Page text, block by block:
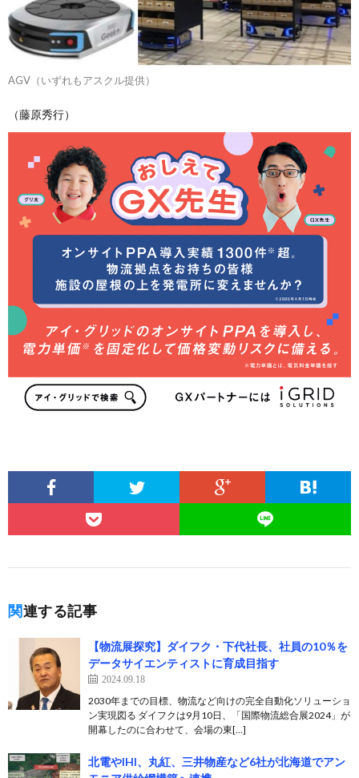
AGV（いずれもアスクル提供）
（藤原秀行）
関連する記事
【物流展探究】ダイフク・下代社長、社員の10％を
データサイエンティストに育成目指す
2024.09.18
2030年までの目標、物流など向けの完全自動化ソリューショ
ン実現図る ダイフクは9月10日、「国際物流総合展2024」が
開幕したのに合わせて、会場の東[…]
北電やIHI、丸紅、三井物産など6社が北海道でアン